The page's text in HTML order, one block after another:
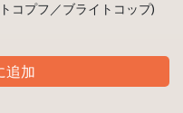
コプフ／ブライトコップ)
追加